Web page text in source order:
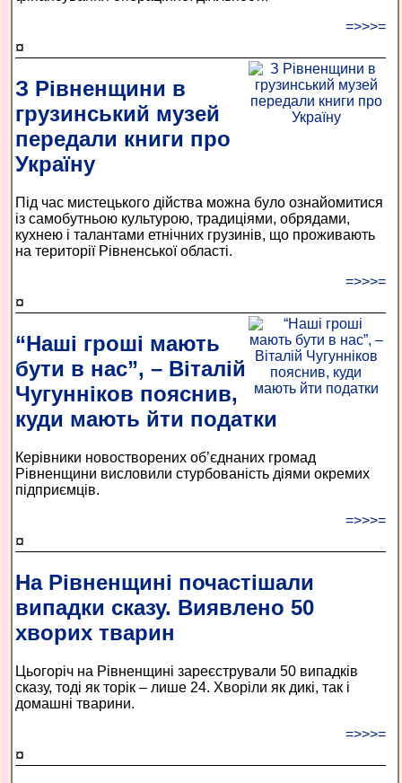
=>>>=
¤
З Рівненщини в
грузинський музей
передали книги про
Україну
Під час мистецького дійства можна було ознайомитися
із самобутньою культурою, традиціями, обрядами,
кухнею і талантами етнічних грузинів, що проживають
на території Рівненської області.
=>>>=
¤
“Наші гроші мають
бути в нас”, – Віталій
Чугунніков пояснив,
куди мають йти податки
Керівники новостворених об’єднаних громад
Рівненщини висловили стурбованість діями окремих
підприємців.
=>>>=
¤
На Рівненщині почастішали
випадки сказу. Виявлено 50
хворих тварин
Цьогоріч на Рівненщині зареєстрували 50 випадків
сказу, тоді як торік – лише 24. Хворіли як дикі, так і
домашні тварини.
=>>>=
¤